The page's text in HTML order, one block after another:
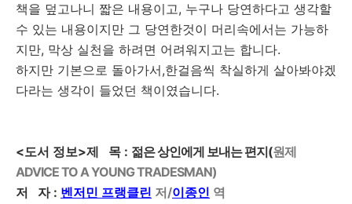
책을 덮고나니 짧은 내용이고, 누구나 당연하다고 생각할
수 있는 내용이지만 그 당연한것이 머리속에서는 가능하
지만, 막상 실천을 하려면 어려워지고는 합니다.
하지만 기본으로 돌아가서,한걸음씩 착실하게 살아봐야겠
다라는 생각이 들었던 책이였습니다.
<도서 정보>제 목 : 젊은 상인에게 보내는 편지(원제
ADVICE TO A YOUNG TRADESMAN)
저 자: 벤저민 프랭클린 저/이종인 역